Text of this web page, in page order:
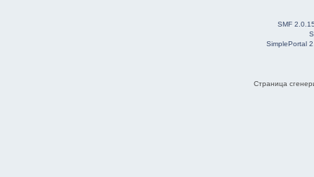
SMF
SimplePortal
Страница